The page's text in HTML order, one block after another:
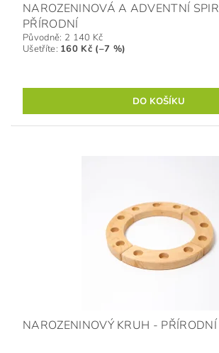
NAROZENINOVÁ A ADVENTNÍ
PŘÍRODNÍ
Původně: 2 140 Kč
Ušetříte: 160 Kč (–7 %)
NAROZENINOVÝ KRUH -